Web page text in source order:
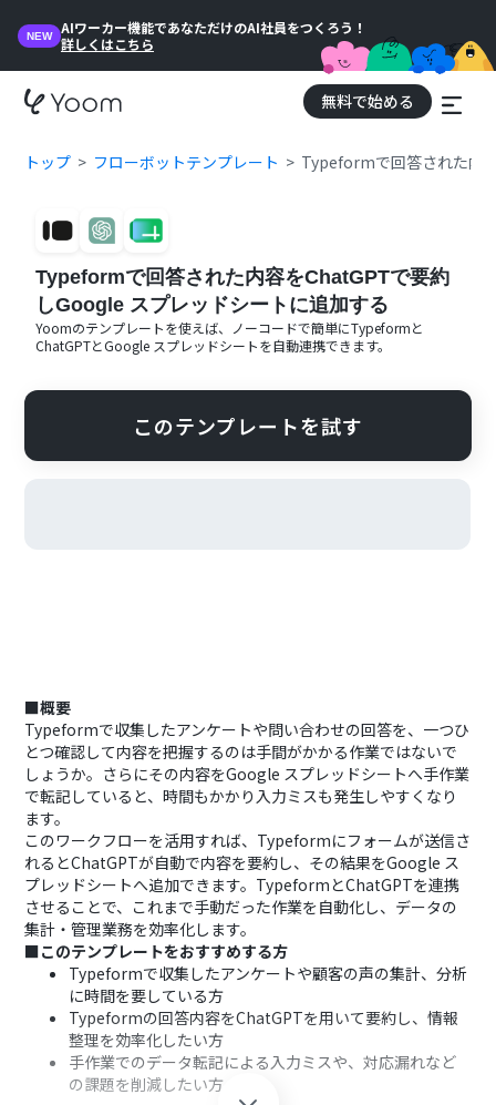
NEW
AIワーカー機能であなただけのAI社員をつくろう！
詳しくはこちら
無料で始める
トップ フローボットテンプレート Typeformで回答された内
Typeformで回答された内容をChatGPTで要約
しGoogle スプレッドシートに追加する
Yoomのテンプレートを使えば、ノーコードで簡単にTypeformと
ChatGPTとGoogle スプレッドシートを自動連携できます。
このテンプレートを試す
■概要
Typeformで収集したアンケートや問い合わせの回答を、一つひ
とつ確認して内容を把握するのは手間がかかる作業ではないで
しょうか。さらにその内容をGoogle スプレッドシートへ手作業
で転記していると、時間もかかり入力ミスも発生しやすくなり
ます。
このワークフローを活用すれば、Typeformにフォームが送信さ
れるとChatGPTが自動で内容を要約し、その結果をGoogle ス
プレッドシートへ追加できます。TypeformとChatGPTを連携
させることで、これまで手動だった作業を自動化し、データの
集計・管理業務を効率化します。
■このテンプレートをおすすめする方
Typeformで収集したアンケートや顧客の声の集計、分析
に時間を要している方
Typeformの回答内容をChatGPTを用いて要約し、情報
整理を効率化したい方
手作業でのデータ転記による入力ミスや、対応漏れなど
の課題を削減したい方